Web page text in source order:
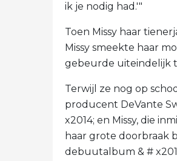
ik je nodig had.'"
Toen Missy haar
Missy smeekte haar
gebeurde uiteindelijk
Terwijl ze nog op
producent DeVante
x2014; en Missy, die
haar grote doorbraak
debuutalbum & #